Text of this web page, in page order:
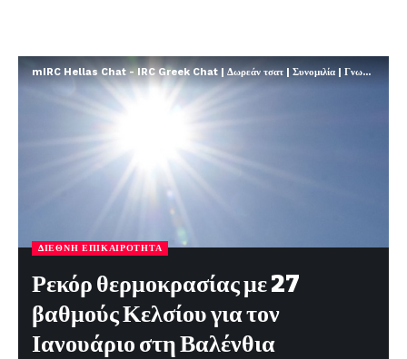
mIRC Hellas Chat - IRC Greek Chat | Δωρεάν τσατ | Συνομιλία | Γνωριμίες | FREE
ΔΙΕΘΝΉ ΕΠΙΚΑΙΡΌΤΗΤΑ
Ρεκόρ θερμοκρασίας με 27
βαθμούς Κελσίου για τον
Ιανουάριο στη Βαλένθια